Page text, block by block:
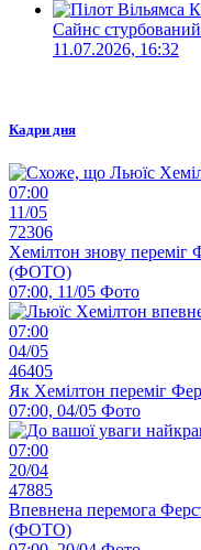
Сайнс стурбований
11.07.2026, 16:32
Кадри дня
07:00
11/05
72306
Хемілтон знову переміг
(ФОТО)
07:00, 11/05 Фото
07:00
04/05
46405
Як Хемілтон переміг
07:00, 04/05 Фото
07:00
20/04
47885
Впевнена перемога
(ФОТО)